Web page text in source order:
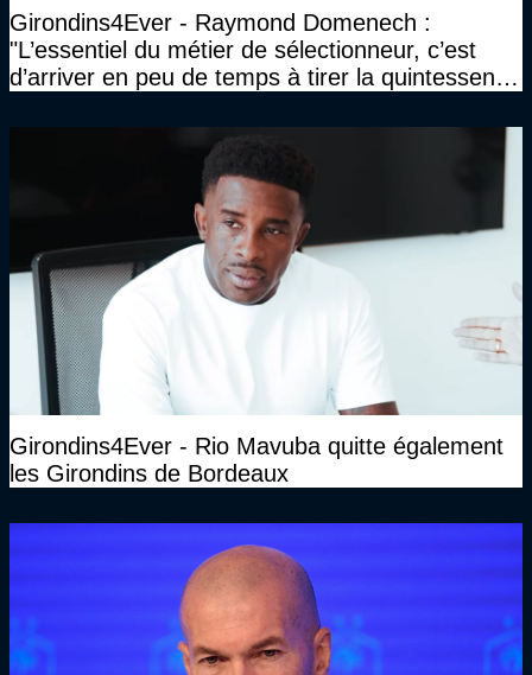
Girondins4Ever - Raymond Domenech :
"L’essentiel du métier de sélectionneur, c’est
d’arriver en peu de temps à tirer la quintessence
Girondins4Ever - Rio Mavuba quitte également
les Girondins de Bordeaux